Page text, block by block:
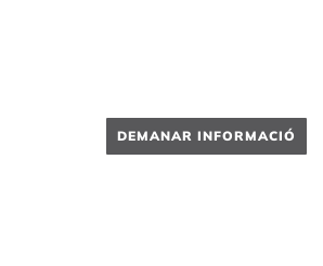
DEMANAR INFORMACIÓ